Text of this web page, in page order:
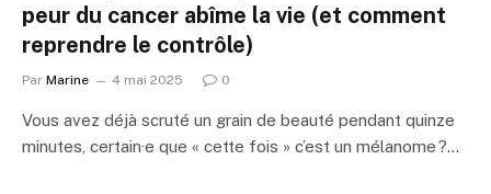
peur du cancer abîme la vie (et comment
reprendre le contrôle)
Par Marine 4 mai 2025 0
Vous avez déjà scruté un grain de beauté pendant quinze
minutes, certain·e que « cette fois » c’est un mélanome ?…